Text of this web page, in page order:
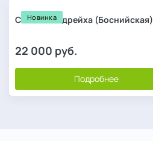
Новинка
Сосна Гельдрейха (Боснийская)
22 000 руб.
Подробнее